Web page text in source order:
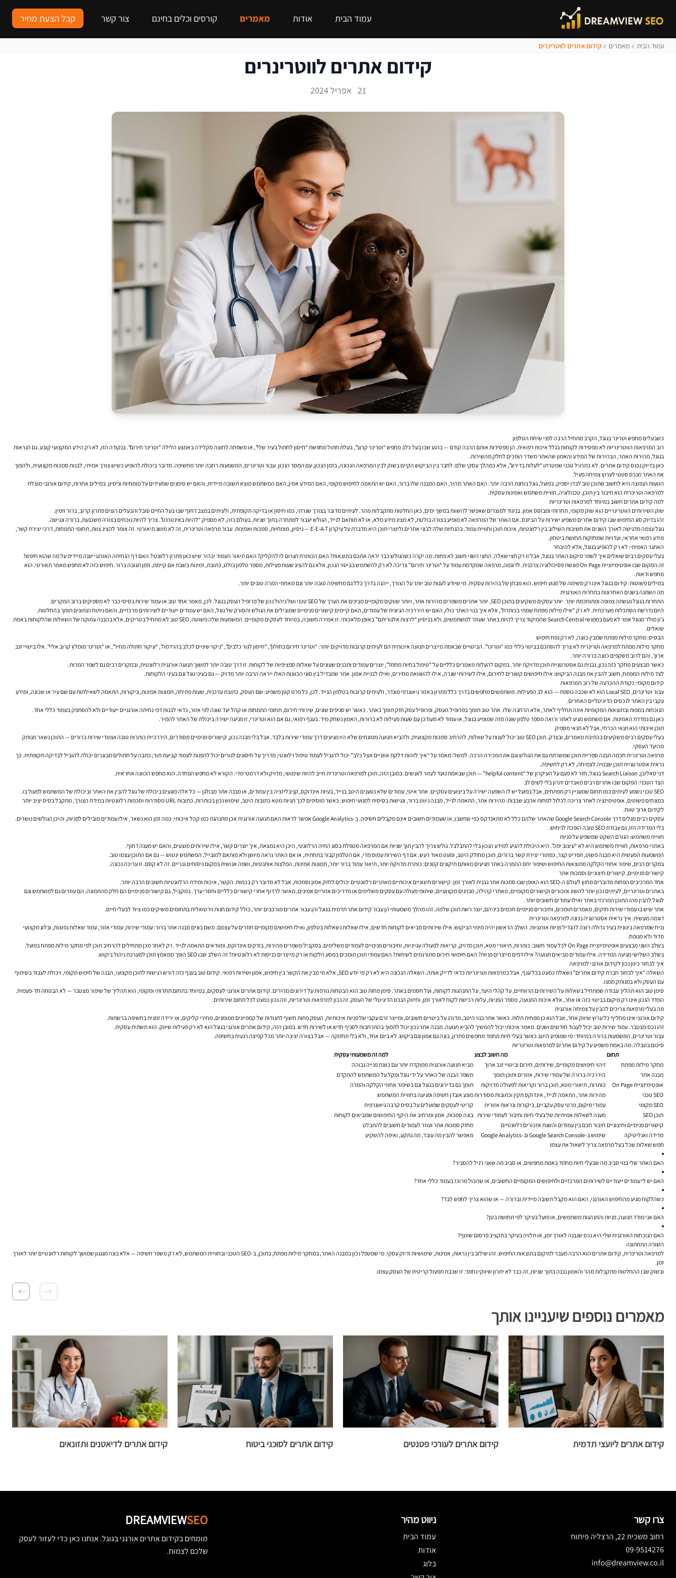
עמוד הבית אודות מאמרים קורסים וכלים בחינם צור קשר קבל הצעת מחיר
עמוד הבית מאמרים קידום אתרים לווטרינרים
קידום אתרים לווטרינרים
21 אפריל 2024
כשבעלים מחפש וטרינר בגוגל, הקרב מתחיל הרבה לפני שיחת הטלפון
רוב המרפאות הווטרינריות לא מפסידות לקוחות בגלל איכות רפואית. הן מפסידות אותם הרבה קודם — ברגע שבו בעל כלב מחפש “וטרינר קרוב”, בעלת חתול מחפשת “חיסון לחתול בעיר שלי”, או משפחה לחוצה מקלידה באמצע הלילה “וטרינר חירום”. בנקודה הזו, לא רק הידע המקצועי קובע. גם הנראות
בגוגל, מהירות האתר, הבהירות של המידע והאמון שהאתר משדר הופכים לחלק מהשירות.
כאן בדיוק נכנס קידום אתרים. לא כתרגיל טכני שמטרתו “לעלות בדירוג”, אלא כמהלך עסקי שלם: לחבר בין הביקוש הקיים בשוק לבין המרפאה הנכונה, בזמן הנכון, עם המסר הנכון. עבור וטרינרים, המשמעות רחבה יותר מחשיפה. מדובר ביכולת להופיע כשיש צורך אמיתי, לבנות סמכות מקצועית, ולהפוך
את האתר מנכס סטטי לערוץ צמיחה פעיל.
הטעות הנפוצה היא לחשוב שתוכן טוב לבדו יספיק. בפועל, גוגל בוחנת הרבה יותר: האם האתר מהיר, האם המבנה שלו ברור, האם יש התאמה לחיפוש מקומי, האם המידע אמין, האם המשתמש מוצא תשובה מיידית, והאם יש סימנים שמעידים על מומחיות וניסיון. במילים אחרות, קידום אורגני מוצלח
למרפאה וטרינרית הוא חיבור בין תוכן, טכנולוגיה, חוויית משתמש ואמינות עסקית.
למה קידום אתרים חשוב במיוחד למרפאות וטרינריות
שוק השירותים הווטרינריים הוא שוק מקומי, תחרותי ומבוסס אמון. בניגוד למוצרים שאפשר להשוות במשך ימים, כאן החלטות מתקבלות מהר. לעיתים מדובר בצורך שגרתי, כמו חיסון או בדיקה תקופתית, ולעיתים במצב דחוף שבו בעל החיים סובל והבעלים רוצים פתרון קרוב, ברור וזמין.
זהו בדיוק סוג החיפוש שבו קידום אתריםמשפיע ישירות על הביזנס. אם האתר של המרפאה לא מופיע בצורה בולטת, לא מציג מידע מלא, או לא מותאם לנייד, הגולש יעבור למתחרה בתוך שניות. בעולם כזה, לא מספיק “להיות באינטרנט”. צריך להיות נוכחים בצורה משכנעת, ברורה ונגישה.
גוגל עצמה מדגישה לאורך השנים את חשיבות השילוב בין רלוונטיות, איכות תוכן וחוויית עמוד. בהנחיות שלה לבוני אתרים וליוצרי תוכן היא מדברת על עיקרון E-E-A-T — ניסיון, מומחיות, סמכות ואמינות. עבור מרפאה וטרינרית, זה לא מושג תיאורטי. זה אומר להציג צוות, תחומי התמחות, דרכי יצירת קשר,
מידע רפואי אחראי, ועדויות שמחזקות תחושת ביטחון.
האתגר האמיתי: לא רק להופיע בגוגל, אלא להיבחר
בעלי עסקים רבים שואלים איך לשפר מיקום האתר בגוגל, אבל זו רק חצי שאלה. החצי השני חשוב לא פחות: מה יקרה כשהגולש כבר יראה אתכם בתוצאות? האם הכותרת תגרום לו להקליק? האם תיאור העמוד יבהיר שיש כאן פתרון רלוונטי? האם דף הנחיתה האורגני יענה מיידית על מה שהוא חיפש?
זה המקום שבו אופטימיזציית On Page פוגשת פסיכולוגיה צרכנית. לדוגמה, מרפאה שמקדמת עמוד על “וטרינר חירום” צריכה לא רק להשתמש בביטוי הנכון, אלא גם להציג שעות פעילות, מספר טלפון בולט, כתובת, זמינות בשבת אם קיימת, וזמן תגובה ברור. חיפוש כזה לא מחפש מאמר תאורטי. הוא
מחפש ודאות.
במילים פשוטות: קידום בגוגל אינו רק משימה של מנוע חיפוש. הוא מבחן של בהירות עסקית. מי שיודע לענות טוב יותר על הצורך, ייהנה בדרך כלל גם מחשיפה טובה יותר וגם מאחוזי המרה טובים יותר.
מה השתנה בשנים האחרונות בתחרות האורגנית
התחרות בגוגל נעשתה צפופה ומתוחכמת יותר. יותר עסקים משקיעים בתוכן SEO, יותר אתרים משפרים מהירות אתר, ויותר שווקים מקומיים מבינים את הערך של SEO טכני ושל ניהול נכון של פרופיל העסק בגוגל. לכן, מאמר אחד טוב או עמוד שירות בסיסי כבר לא מספיקים ברוב המקרים.
היום נדרשת הסתכלות מערכתית. לא רק “אילו מילות מפתח שמתי בכותרת”, אלא איך בנוי האתר כולו, האם יש היררכיה הגיונית של עמודים, האם קיימים קישורים פנימיים שמובילים את הגולש והסורק של גוגל, האם יש עמודים ייעודיים לשירותים מרכזיים, והאם ניתוח הנתונים תומך בהחלטות.
ג’ון מולר מגוגל אמר לא פעם במפגשי Search Central שהמיקוד צריך להיות באתר שעוזר למשתמשים, ולא בניסיון “לרצות אלגוריתם” באופן מלאכותי. זו אמירה חשובה, במיוחד לעסקים מקומיים. המשמעות שלה פשוטה: SEO טוב לא מתחיל בטריקים, אלא בהבנה עמוקה של השאלות שהלקוחות באמת
שואלים.
הבסיס: מחקר מילות מפתח שמבין כוונה, לא רק נפח חיפוש
מחקר מילות מפתח למרפאה וטרינרית לא צריך להסתכם בביטוי כללי כמו “וטרינר”. הביטויים שבאמת מייצרים תנועה איכותית הם לעיתים קרובות מדויקים יותר: “וטרינר חירום בחולון”, “חיסון לגור כלבים”, “ניקוי שיניים לכלב בהרדמה”, “עיקור חתולה מחיר”, או “וטרינר מומלץ קרוב אליי”. אלו ביטויי זנב
ארוך, והם לרוב משקפים כוונה ברורה יותר.
כאשר מבצעים מחקר כזה נכון, נבנית גם אסטרטגיית תוכן מדויקת יותר. במקום להעלות מאמרים כלליים על “טיפול בחיות מחמד”, יוצרים עמודים ותכנים שעונים על שאלות ספציפיות של לקוחות. זו דרך טובה יותר למשוך תנועה אורגנית רלוונטית, ובמקרים רבים גם לשפר המרות.
לצד מילות המפתח, חשוב להבין את מבנה הביקוש: אילו חיפושים קשורים לחירום, אילו לשירותי שגרה, אילו להשוואת מחירים, ואילו לבניית אמון. אתר שמבדיל בין סוגי הכוונות האלו ייראה הרבה יותר מדויק — גם בעיני גוגל וגם בעיני הלקוחות.
קידום מקומי: נקודת ההכרעה של רוב המרפאות
עבור וטרינרים, Local SEO הוא לא שכבה נוספת — הוא לב הפעילות. משתמשים מחפשים בדרך כלל פתרון באזור גיאוגרפי מוגדר, ולעיתים קרובות בטלפון הנייד. לכן, כל פרט קטן משפיע: שם העסק, כתובת עדכנית, שעות פתיחה, תמונות אמינות, ביקורות, התאמה לשאילתות עם שם עיר או שכונה, ומידע
עקבי בין האתר לנכסים הדיגיטליים האחרים.
הנוכחות במפות ובתוצאות המקומיות אינה תחליף לאתר, אלא הרחבה שלו. אתר טוב תומך בפרופיל העסק, ופרופיל עסק חזק תומך באתר. כאשר יש סניפים שונים, שירותי חירום, תחומי התמחות או קהל יעד שונה לפי אזור, כדאי לבנות דפי נחיתה אורגניים ייעודיים ולא להסתפק בעמוד כללי אחד.
כאן גם נמדדת האמינות. אם משתמש מגיע לאתר ורואה מספר טלפון שונה מזה שמופיע בגוגל, או עמוד לא מעודכן עם שעות פעילות לא ברורות, האמון נשחק מיד. בענף רפואי, גם אם הוא וטרינרי, זו פגיעה ישירה ביכולת של האתר להמיר.
תוכן איכותי הוא תנאי הכרחי, אבל לא תנאי מספיק
בעלי עסקים רבים משקיעים בכתיבת מאמרים, ובצדק. תוכן SEO טוב יכול לענות על שאלות, להרחיב סמכות מקצועית, ולהביא תנועה ממונחים שלא היו מגיעים דרך עמודי שירות בלבד. אבל בלי מבנה נכון, קישורים פנימיים מסודרים, היררכיית כותרות טובה ועמודי שירות ברורים — התוכן נשאר מנותק
מהיעד העסקי.
מרפאה וטרינרית חכמה תבנה ספריית תוכן שמשרתת גם את הגולש וגם את המכירה הרכה. למשל: מאמר על “איך לזהות דלקת אוזניים אצל כלב” יכול להוביל לעמוד טיפול רלוונטי; מדריך על חיסונים לגורים יכול להפנות לעמוד קביעת תור; כתבה על חתולים מבוגרים יכולה להוביל לבדיקה תקופתית. כך
נראית אסטרטגיית תוכן שבנויה לצמיחה, לא רק לחשיפה.
דני סאליבן, Search Liaison בגוגל, חזר לא פעם על העיקרון של “helpful content” — תוכן שבאמת נועד לעזור לאנשים. במובן הזה, תוכן למרפאה וטרינרית חייב להיות שימושי, מדויק ולא דרמטי מדי. הקורא לא מחפש הפחדה. הוא מחפש הכוונה אחראית.
הצד הטכני: המקום שבו אתרים רבים מאבדים יתרון בלי לשים לב
SEO טכני נשמע לעיתים כמו תחום שמעניין רק מפתחים, אבל בפועל יש לו השפעה ישירה על ביצועים עסקיים. אתר איטי, עמודים שלא נטענים היטב בנייד, בעיות אינדוקס, קניבליזציה בין עמודים, או מבנה אתר מבולגן — כל אלה פוגעים ביכולת של גוגל להבין את האתר וביכולת של המשתמש לפעול בו.
במונחים פשוטים, אופטימיזציה לאתר צריכה לכלול לפחות ארבע שכבות: מהירות אתר, התאמה לנייד, מבנה ניווט ברור, ונגישות בסיסית למנועי חיפוש. כאשר מוסיפים לכך תגיות מטא כתובות היטב, שימוש נכון בכותרות, כתובות URL מסודרות וסכמות רלוונטיות במידת הצורך, מתקבל בסיס יציב יותר
לקידום ארוך טווח.
עסקים רבים מגלים דרך Google Search Console שהאתר שלהם כלל לא מתאנדקס כפי שחשבו, או שעמודים חשובים אינם מקבלים חשיפה. ב-Google Analytics אפשר לראות האם תנועה אורגנית אכן מתנהגת כמו קהל איכותי: כמה זמן הוא נשאר, אילו עמודים מובילים לפניות, והיכן הגולשים נושרים.
בלי המדידה הזו, גם עבודת SEO טובה הופכת לניחוש.
חוויית משתמש: הגורם השקט שמשפיע על פניות
באתרי מרפאות, חוויית משתמש היא לא “עיצוב יפה”. היא היכולת להגיע למידע הנכון בלי להתבלבל. גולש צריך להבין תוך שניות אם המרפאה מטפלת בסוג החיה הרלוונטי, היכן היא נמצאת, איך יוצרים קשר, אילו שירותים מוצעים, והאם יש מענה דחוף.
המשמעות המעשית היא מבנה פשוט, תפריט קצר, כפתורי יצירת קשר ברורים, תוכן מחולק היטב, ומעט מאוד רעש. אם דף השירות עמוס מדי, אם הטלפון קבור בתחתית, או אם האתר נראה מיושן ולא מותאם למובייל, המשתמש ינטוש — גם אם התוכן עצמו טוב.
במקרים רבים, שיפור אחוזי הקלקה מתוצאות החיפוש ושיפור יחס ההמרה באתר מגיעים מאותם תיקונים קטנים: כותרת מדויקת יותר, תיאור עמוד ברור יותר, תמונות אמינות, המלצות אותנטיות, ושפה אנושית במקום ניסוחים גנריים. זה לא קסם. זו עריכה נכונה.
קישורים פנימיים, קישורים חיצוניים וסמכות אתר
אחד המרכיבים הפחות מדוברים מחוץ לעולם ה-SEO הוא האופן שבו סמכות אתר נבנית לאורך זמן. קישורים חיצוניים איכותיים מאתרים רלוונטיים יכולים לחזק אמון וסמכות, אבל לא מדובר רק בכמות. הקשר, איכות ומידת הרלוונטיות חשובים הרבה יותר.
באתרים וטרינריים, לעיתים נכון יותר להשיג אזכורים וקישורים מקומיים, מאתרי קהילה, מגזינים מקצועיים, שיתופי פעולה עם עסקים משלימים או מדריכים אזוריים אמינים, מאשר לרדוף אחרי קישורים כלליים וחסרי ערך. במקביל, גם קישורים פנימיים הם חלק מהתמונה: הם עוזרים גם למשתמש וגם
לגוגל להבין מהו התוכן המרכזי באתר ואילו עמודים חשובים יותר.
אתר שיש בו עמודי שירות חזקים, מאמרים תומכים, וחיבורים פנימיים חכמים ביניהם, יוצר רשת תוכן שלמה. זהו מהלך משמעותי הן עבור קידום אתר תדמית בגוגל והן עבור אתרים מורכבים יותר, כולל קידום חנות וירטואלית בתחומים משיקים כמו ציוד לבעלי חיים.
דוגמה מעשית: איך נראית אסטרטגיה נכונה למרפאה וטרינרית
נניח שמרפאה בינונית בעיר גדולה רוצה להגדיל פניות אורגניות. השלב הראשון יהיה מיפוי הביקוש: אילו שירותים מביאים לקוחות חדשים, אילו שאלות נשאלות בטלפון, ואילו חיפושים מקומיים חוזרים על עצמם. משם בונים מבנה אתר ברור: עמודי שירות, עמודי אזור, עמוד שאלות נפוצות, ובלוג מקצועי
מדוד ולא מנופח.
בשלב השני מבצעים אופטימיזציית On Page לכל עמוד חשוב: כותרות, תיאורי מטא, תוכן מדויק, קריאות לפעולה ענייניות, וחיבורים פנימיים לעמודים משלימים. במקביל משפרים מהירות, בודקים אינדוקס, ומוודאים התאמה לנייד. רק לאחר מכן מתחילים להרחיב תוכן לפי מחקר מילות מפתח בפועל.
בשלב השלישי מגיעה המדידה. אילו עמודים מביאים תנועה? אילו דפים מייצרים פניות? האם חיפושי חירום מתורגמים לשיחות? האם עמודי תוכן תומכים במסע הלקוח או רק מייצרים כניסות לא רלוונטיות? זה השלב שבו SEO הופך ממאמץ תוכן למערכת ניהול ביקוש.
איך לבחור כיוון נכון לקידום אורגני למרפאה
השאלה “איך לבחור חברת קידום אתרים” נשאלת כמעט בכל ענף, אבל במרפאות וטרינריות כדאי לדייק אותה. השאלה הנכונה היא לא רק מי יודע SEO, אלא מי מבין את הקשר בין חיפוש, אמון ושירות רפואי. קידום טוב בענף כזה דורש רגישות לתוכן מקצועי, הבנה של חיפוש מקומי, ויכולת לעבוד בשיתוף
עם העסק ולא במנותק ממנו.
סימן טוב הוא תהליך עבודה שמתחיל בשאלות על השירותים הרווחיים, על קהלי היעד, על התנהגות לקוחות, ועל חסמים באתר. סימן פחות טוב הוא הבטחות גורפות על דירוגים מהירים. קידום אתרים אורגני לעסקים, במיוחד בתחום תחרותי ומקומי, הוא תהליך של שיפור מצטבר — לא הבטחה חד-פעמית.
המדד הנכון אינו רק מיקום בביטוי כזה או אחר, אלא איכות התנועה, מספר הפניות, עלות רכישת לקוח לאורך זמן, וחיזוק הנכס הדיגיטלי של העסק. זה נכון למרפאות וטרינריות, וזה נכון כמעט לכל תחום שירותים.
מה בעלי מרפאות צריכים להבין על צמיחה אורגנית
קידום אורגני אינו מחליף כל ערוץ שיווק אחר, אבל הוא כן מפחית תלות. כאשר אתר בנוי היטב, מדורג על ביטויים חשובים, ומייצר זרם עקבי של פניות איכותיות, העסק פחות חשוף לתנודות של קמפיינים ממומנים, מחירי קליקים, או ירידה זמנית בחשיפה ברשתות.
זהו נכס מצטבר. עמוד שירות טוב יכול לעבוד חודשים ושנים. מאמר איכותי יכול להמשיך להביא תנועה. מבנה אתר נכון יכול לתמוך בהתרחבות לסניף חדש או לשירות חדש. במובן הזה, קידום אתרים אורגני בגוגל הוא לא רק פעילות שיווק. הוא תשתית עסקית.
עבור וטרינרים, המשמעות ברורה במיוחד: מי שמופיע היטב כאשר בעלי חיות מחמד מחפשים פתרון, בונה גם אמון וגם ביקוש. לא ביום אחד, ולא בלי תחזוקה — אבל בצורה יציבה יותר מכל קפיצה רגעית בחשיפה.
סיכום בטבלה: מה באמת משפיע על קידום אתרים למרפאות וטרינריות
תחום
מה חשוב לבצע
למה זה משמעותי עסקית
מחקר מילות מפתח
זיהוי חיפושים מקומיים, שירותים, חירום וביטויי זנב ארוך
מביא תנועה אורגנית ממוקדת יותר עם כוונת פנייה גבוהה
מבנה אתר
היררכיה ברורה של עמודי שירות, אזורים ותוכן תומך
משפר הבנה של האתר על ידי גוגל ומקל על המשתמש להתקדם
אופטימיזציית On Page
כותרות, תיאורי מטא, תוכן ברור וקריאות לפעולה מדויקות
תומך גם בדירוגים בגוגל וגם בשיפור אחוזי הקלקה והמרה
SEO טכני
מהירות אתר, התאמה לנייד, אינדוקס תקין וכתובות מסודרותמונע אובדן חשיפה ופגיעה בחוויית המשתמש
SEO מקומי
עמודי מיקום, פרטי עסק עקביים, ביקורות ונראות אזורית
קריטי לעסקים שפועלים על בסיס קרבה גיאוגרפית
תוכן SEO
מענה לשאלות אמיתיות של בעלי חיות וחיבור לעמודי שירות בונה סמכות, אמון ומרחיב את היקף החיפושים שמביאים לקוחות
קישורים פנימיים וחיצוניים חיבור חכם בין עמודים והשגת אזכורים רלוונטיים
מחזק סמכות אתר ועוזר לעמודים חשובים להתבלט
מדידה ואנליטיקה
שימוש ב-Google Search Console וב-Google Analytics
מאפשר להבין מה עובד, מה נתקע, ואיפה להשקיע
חמש שאלות שכל בעל מרפאה צריך לשאול את עצמו
האם האתר שלי בנוי סביב מה שבעלי חיות מחמד באמת מחפשים, או סביב מה שאני רגיל להסביר?
האם יש לי עמודים ייעודיים לשירותים המרכזיים ולחיפושים המקומיים החשובים, או שהכול מרוכז בעמוד כללי אחד?
כשהלקוח מגיע מהחיפוש האורגני, האם הוא מקבל תשובה מיידית וברורה — או שהוא צריך לחפש לבד?
האם אני מודד תנועה, פניות והתנהגות משתמשים, או פועל בעיקר לפי תחושת בטן?
האם הנוכחות האורגנית שלי היא נכס שנבנה לאורך זמן, או תלויה בעיקר בתקציב פרסום שוטף?
השורה התחתונה
למרפאה וטרינרית, קידום אתרים הוא הרבה מעבר למיקום בתוצאות החיפוש. זהו שילוב בין נראות, אמינות, שימושיות ודיוק עסקי. מי שמטפל נכון במבנה האתר, במחקר מילות מפתח, בתוכן, ב-SEO הטכני ובחוויית המשתמש, לא רק משפר חשיפה — אלא בונה מנגנון שמושך לקוחות רלוונטיים יותר לאורך
זמן.
ובשוק שבו ההחלטות מתקבלות מהר והאמון נבנה בתוך שניות, זה כבר לא יתרון שיווקי נחמד. זו שכבת תפעול קריטית של העסק עצמו.
מאמרים נוספים שיעניינו אותך
קידום אתרים ליועצי תדמית קידום אתרים לעורכי פטנטים קידום אתרים לסוכני ביטוח קידום אתרים לדיאטנים ותזונאים
צרו קשר
רחוב משכית 22, הרצליה פיתוח
09-9514276
info@dreamview.co.il
ניווט מהיר
עמוד הבית
אודות
בלוג
DREAMVIEWSEO
מומחים בקידום אתרים אורגני בגוגל. אנחנו כאן כדי לעזור לעסק
שלכם לצמוח.